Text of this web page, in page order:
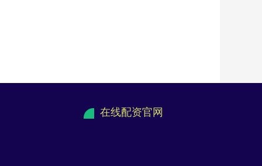
在线配资官网